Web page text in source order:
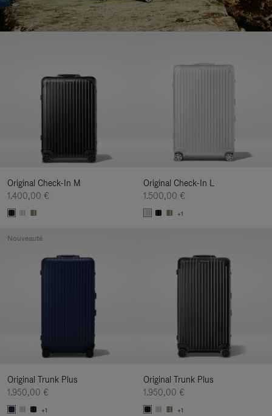
Original Check-In M
1.400,00 €
Original Check-In L
1.500,00 €
+1
Original Trunk Plus
1.950,00 €
+1
Nouveauté
Original Trunk Plus
1.950,00 €
+1